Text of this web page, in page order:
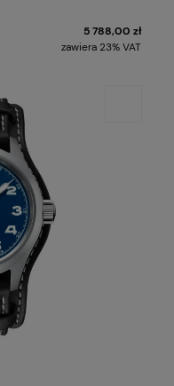
5 788,00 zł
zawiera 23% VAT